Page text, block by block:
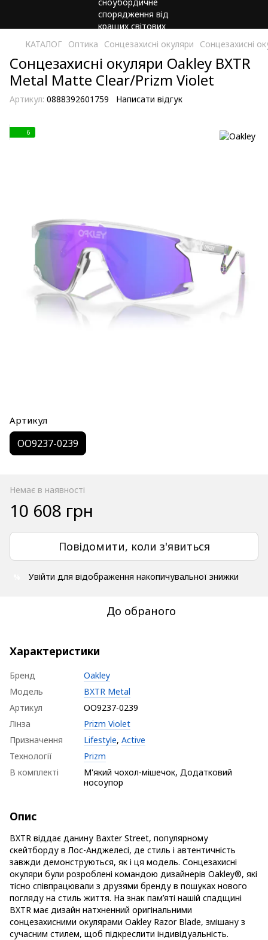
КАТАЛОГ Оптика Сонцезахисні окуляри Сонцезахисні
Сонцезахисні окуляри Oakley BXTR
Metal Matte Clear/Prizm Violet
Артикул: 0888392601759 Написати відгук
6
Артикул
OO9237-0239
Немає в наявності
10 608 грн
Повідомити, коли з'явиться
Увійти для відображення накопичувальної знижки
До обраного
Характеристики
Бренд
Oakley
Модель
BXTR Metal
Артикул
OO9237-0239
Лінза
Prizm Violet
Призначення
Lifestyle, Active
Технології
Prizm
В комплекті
М'який чохол-мішечок, Додатковий
носоупор
Опис
BXTR віддає данину Baxter Street, популярному
скейтборду в Лос-Анджелесі, де стиль і автентичність
завжди демонструються, як і ця модель. Сонцезахисні
окуляри були розроблені командою дизайнерів Oakley®, які
тісно співпрацювали з друзями бренду в пошуках нового
погляду на стиль життя. На знак пам’яті нашій спадщині
BXTR має дизайн натхненний оригінальними
сонцезахисними окулярами Oakley Razor Blade, змішану з
сучасним стилем, щоб підкреслити індивідуальність.